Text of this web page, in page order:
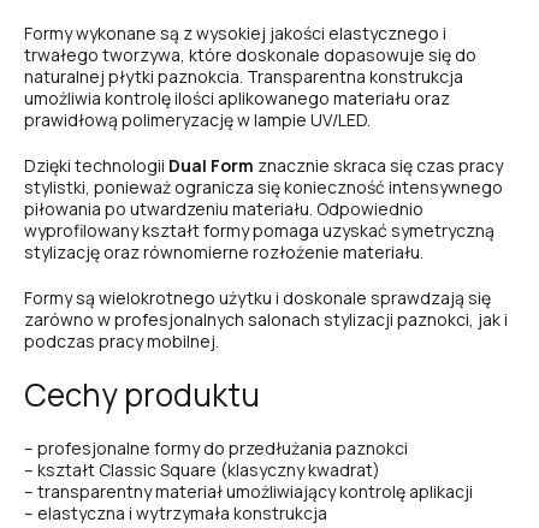
Universal Square
Deep Arched Square
Short Almond
Stiletto
Salon Square
Formy wykonane są z wysokiej jakości elastycznego i
trwałego tworzywa, które doskonale dopasowuje się do
naturalnej płytki paznokcia. Transparentna konstrukcja
umożliwia kontrolę ilości aplikowanego materiału oraz
prawidłową polimeryzację w lampie UV/LED.
Dzięki technologii Dual Form znacznie skraca się czas pracy
stylistki, ponieważ ogranicza się konieczność intensywnego
piłowania po utwardzeniu materiału. Odpowiednio
wyprofilowany kształt formy pomaga uzyskać symetryczną
stylizację oraz równomierne rozłożenie materiału.
Formy są wielokrotnego użytku i doskonale sprawdzają się
zarówno w profesjonalnych salonach stylizacji paznokci, jak i
podczas pracy mobilnej.
Cechy produktu
– profesjonalne formy do przedłużania paznokci
– kształt Classic Square (klasyczny kwadrat)
– transparentny materiał umożliwiający kontrolę aplikacji
– elastyczna i wytrzymała konstrukcja